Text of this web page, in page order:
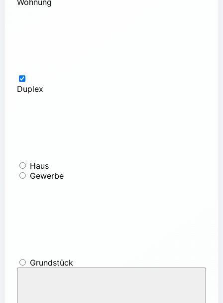
Duplex
Haus
Gewerbe
Grundstück